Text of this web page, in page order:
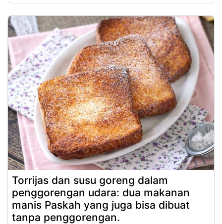
Torrijas dan susu goreng dalam
penggorengan udara: dua makanan
manis Paskah yang juga bisa dibuat
tanpa penggorengan.